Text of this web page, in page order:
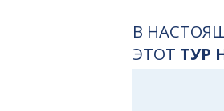
В
ЭТОТ ТУР